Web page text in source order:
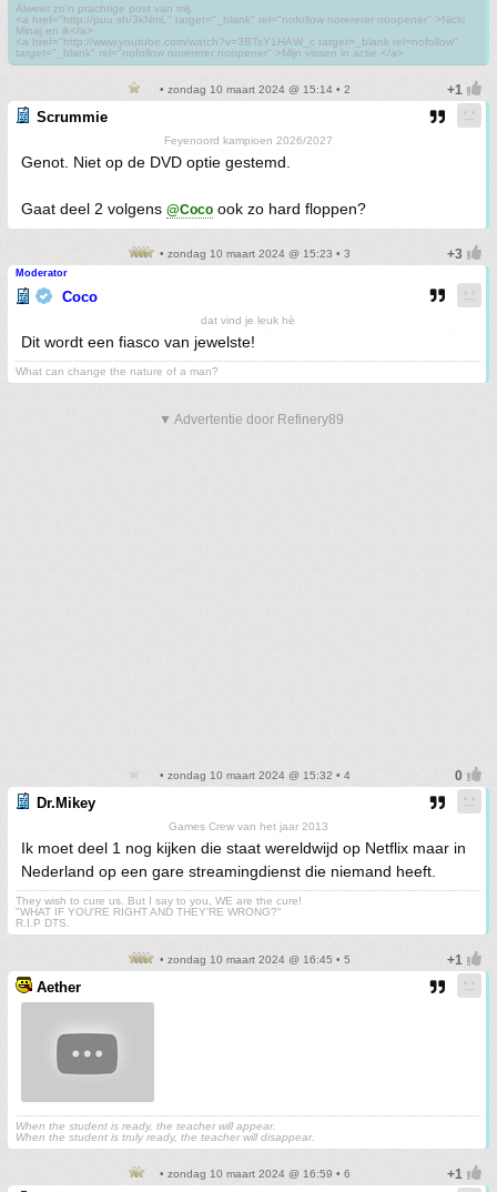
Alweer zo'n prachtige post van mij.
<a href="http://puu.sh/3kNmL" target="_blank" rel="nofollow norererer noopener" >Nicki
Minaj en ik</a>
<a href="http://www.youtube.com/watch?v=3BTsY1HAW_c target=_blank rel=nofollow"
target="_blank" rel="nofollow norererer noopener" >Mijn vissen in actie.</a>
• zondag 10 maart 2024 @ 15:14 • 2
Scrummie
Feyenoord kampioen 2026/2027
Genot. Niet op de DVD optie gestemd.
Gaat deel 2 volgens @Coco ook zo hard floppen?
• zondag 10 maart 2024 @ 15:23 • 3
Moderator
Coco
dat vind je leuk hè
Dit wordt een fiasco van jewelste!
What can change the nature of a man?
▼ Advertentie door Refinery89
• zondag 10 maart 2024 @ 15:32 • 4
Dr.Mikey
Games Crew van het jaar 2013
Ik moet deel 1 nog kijken die staat wereldwijd op Netflix maar in
Nederland op een gare streamingdienst die niemand heeft.
They wish to cure us. But I say to you, WE are the cure!
"WHAT IF YOU'RE RIGHT AND THEY'RE WRONG?"
R.I.P DTS.
• zondag 10 maart 2024 @ 16:45 • 5
Aether
When the student is ready, the teacher will appear.
When the student is truly ready, the teacher will disappear.
• zondag 10 maart 2024 @ 16:59 • 6